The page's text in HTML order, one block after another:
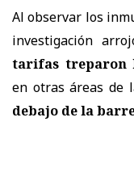
Al observar los
investigación
tarifas treparon
en otras áreas de
debajo de la